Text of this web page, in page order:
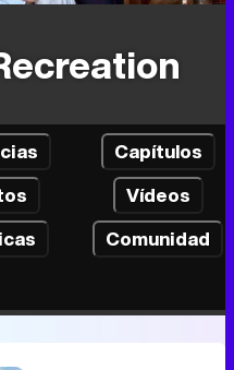
Capítulos
Vídeos
Comunidad